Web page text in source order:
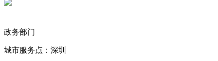
政务部门
城市服务点：深圳